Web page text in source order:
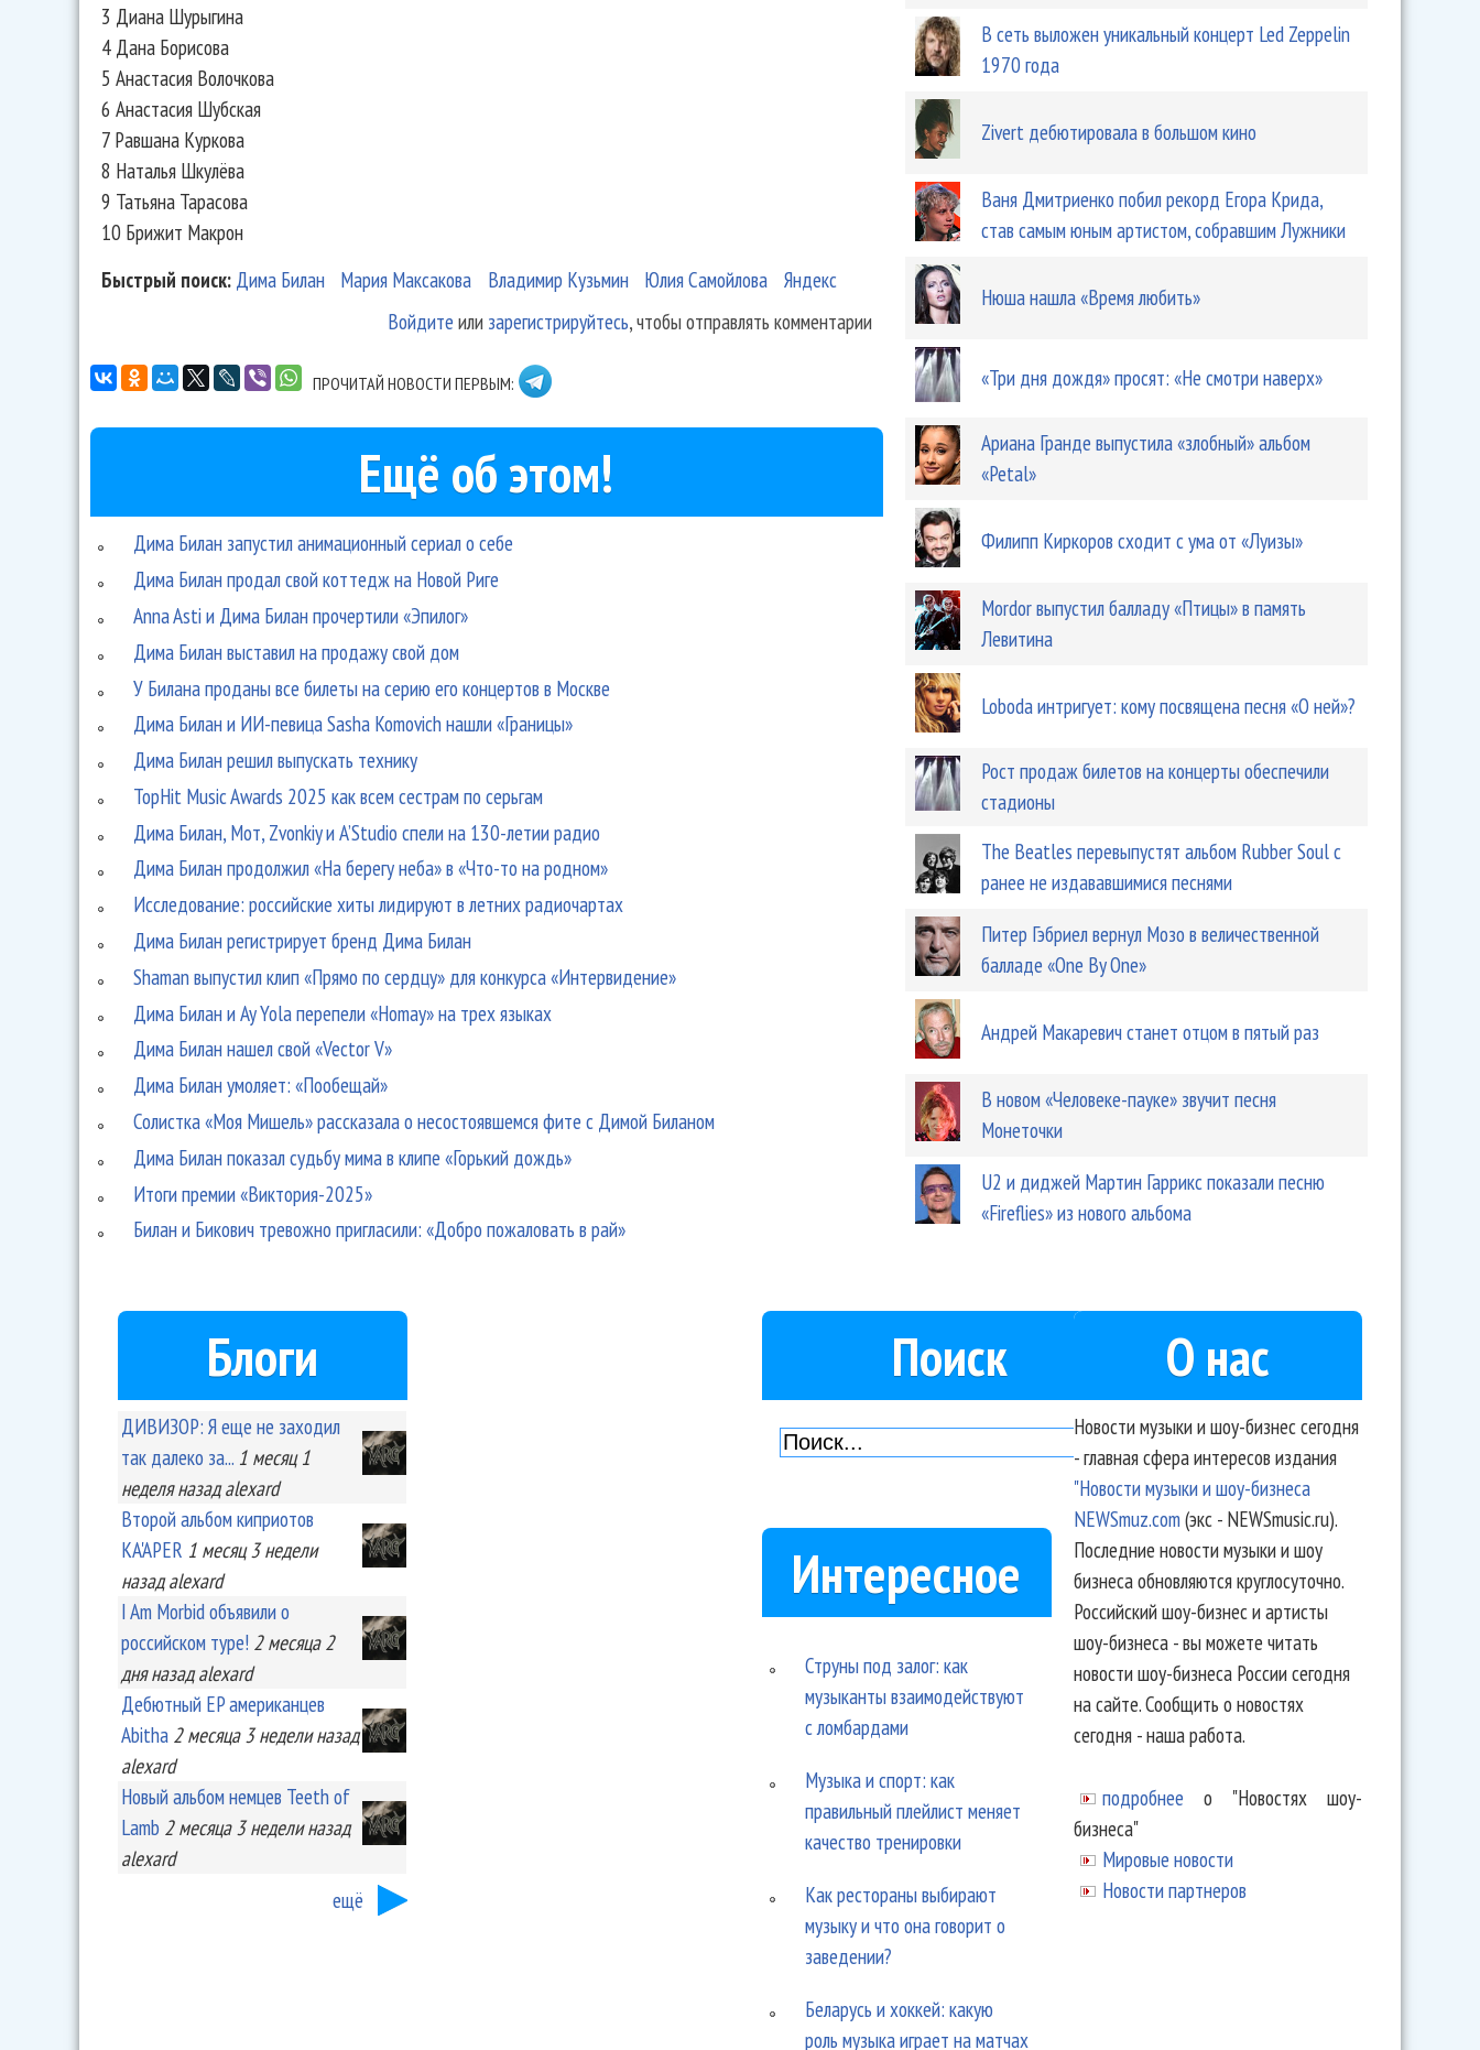
3 Диана Шурыгина
4 Дана Борисова
5 Анастасия Волочкова
6 Анастасия Шубская
7 Равшана Куркова
8 Наталья Шкулёва
9 Татьяна Тарасова
10 Брижит Макрон
Быстрый поиск: Дима Билан Мария Максакова Владимир Кузьмин Юлия Самойлова Яндекс
Войдите или зарегистрируйтесь, чтобы отправлять комментарии
ПРОЧИТАЙ НОВОСТИ ПЕРВЫМ:
Ещё об этом!
Дима Билан запустил анимационный сериал о себе
Дима Билан продал свой коттедж на Новой Риге
Anna Asti и Дима Билан прочертили «Эпилог»
Дима Билан выставил на продажу свой дом
У Билана проданы все билеты на серию его концертов в Москве
Дима Билан и ИИ-певица Sasha Komovich нашли «Границы»
Дима Билан решил выпускать технику
TopHit Music Awards 2025 как всем сестрам по серьгам
Дима Билан, Мот, Zvonkiy и A’Studio спели на 130-летии радио
Дима Билан продолжил «На берегу неба» в «Что-то на родном»
Исследование: российские хиты лидируют в летних радиочартах
Дима Билан регистрирует бренд Дима Билан
Shaman выпустил клип «Прямо по сердцу» для конкурса «Интервидение»
Дима Билан и Ay Yola перепели «Homay» на трех языках
Дима Билан нашел свой «Vector V»
Дима Билан умоляет: «Пообещай»
Солистка «Моя Мишель» рассказала о несостоявшемся фите с Димой Биланом
Дима Билан показал судьбу мима в клипе «Горький дождь»
Итоги премии «Виктория-2025»
Билан и Бикович тревожно пригласили: «Добро пожаловать в рай»
В сеть выложен уникальный концерт Led Zeppelin
1970 года
Zivert дебютировала в большом кино
Ваня Дмитриенко побил рекорд Егора Крида,
став самым юным артистом, собравшим Лужники
Нюша нашла «Время любить»
«Три дня дождя» просят: «Не смотри наверх»
Ариана Гранде выпустила «злобный» альбом
«Petal»
Филипп Киркоров сходит с ума от «Луизы»
Mordor выпустил балладу «Птицы» в память
Левитина
Loboda интригует: кому посвящена песня «О ней»?
Рост продаж билетов на концерты обеспечили
стадионы
The Beatles перевыпустят альбом Rubber Soul с
ранее не издававшимися песнями
Питер Гэбриел вернул Мозо в величественной
балладе «One By One»
Андрей Макаревич станет отцом в пятый раз
В новом «Человеке-пауке» звучит песня
Монеточки
U2 и диджей Мартин Гаррикс показали песню
«Fireflies» из нового альбома
Блоги
ДИВИЗОР: Я еще не заходил
так далеко за... 1 месяц 1
неделяназад alexard
Второй альбом киприотов
KA'APER 1 месяц 3 недели
назад alexard
I Am Morbid объявили о
российском туре! 2 месяца 2
дняназад alexard
Дебютный EP американцев
Abitha 2 месяца 3 неделиназад
alexard
Новый альбом немцев Teeth of
Lamb 2 месяца 3 неделиназад
alexard
ещё
Поиск
Интересное
Струны под залог: как
музыканты взаимодействуют
с ломбардами
Музыка и спорт: как
правильный плейлист меняет
качество тренировки
Как рестораны выбирают
музыку и что она говорит о
заведении?
Беларусь и хоккей: какую
роль музыка играет на матчах
О нас
Новости музыки и шоу-бизнес сегодня
- главная сфера интересов издания
"Новости музыки и шоу-бизнеса
NEWSmuz.com(экс - NEWSmusic.ru).
Последние новости музыки и шоу
бизнеса обновляются круглосуточно.
Российский шоу-бизнес и артисты
шоу-бизнеса - вы можете читать
новости шоу-бизнеса России сегодня
на сайте. Сообщить о новостях
сегодня - наша работа.
подробнее о "Новостях шоу-
бизнеса"
Мировые новости
Новости партнеров